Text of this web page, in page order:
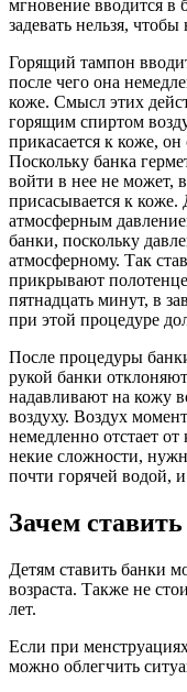
мгновение вводится в
задевать нельзя,
Горящий тампон
после чего она
коже. Смысл этих
горящим спиртом
прикасается к коже, он
Поскольку банка
войти в нее не может,
присасывается к коже.
атмосферным
банки, поскольку
атмосферному. Так
прикрывают
пятнадцать минут, в
при этой процедуре
После процедуры
рукой банки
надавливают на кожу
воздуху. Воздух
немедленно отстает
некие сложности,
почти горячей водой,
Зачем
Детям ставить банки
возраста. Также не
лет.
Если при
можно облегчить